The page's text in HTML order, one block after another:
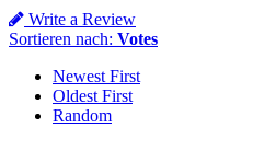
Write a Review
Sortieren nach: Votes
Newest First
Oldest First
Random